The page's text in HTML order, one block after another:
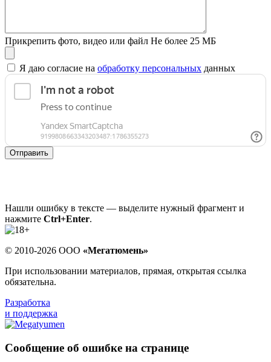
Прикрепить фото, видео или файл Не более 25 МБ
Я даю согласие на обработку персональных данных
Отправить
Нашли ошибку в тексте — выделите нужный фрагмент и
нажмите Ctrl+Enter.
© 2010-2026 ООО «Мегатюмень»
При использовании материалов, прямая, открытая ссылка
обязательна.
Разработка
и поддержка
Сообщение об ошибке на странице